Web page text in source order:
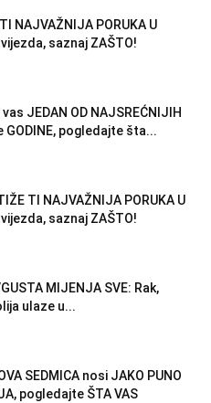
NAJVAŽNIJA PORUKA U
saznaj ZAŠTO!
JEDAN OD NAJSREĆNIJIH
GODINE, pogledajte šta...
TI NAJVAŽNIJA PORUKA U
saznaj ZAŠTO!
MIJENJA SVE: Rak,
ulaze u...
SEDMICA nosi JAKO PUNO
pogledajte ŠTA VAS